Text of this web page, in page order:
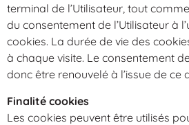
terminal de l’Utilisateur, tout
du consentement de l’Utilisateur à
cookies. La durée de vie des
à chaque visite. Le consentement
donc être renouvelé à l’issue de ce
Finalité cookies
Les cookies peuvent être utilisés